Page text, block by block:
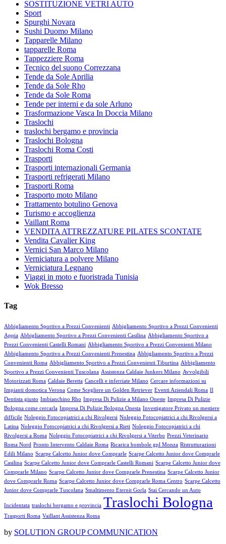
SOSTITUZIONE VETRI AUTO
Sport
Spurghi Novara
Sushi Duomo Milano
Tapparelle Milano
tapparelle Roma
Tappezziere Roma
Tecnico del suono Correzzana
Tende da Sole Aprilia
Tende da Sole Rho
Tende da Sole Roma
Tende per interni e da sole Arluno
Trasformazione Vasca In Doccia Milano
Traslochi
traslochi bergamo e provincia
Traslochi Bologna
Traslochi Roma Costi
Trasporti
Trasporti internazionali Germania
Trasporti refrigerati Milano
Trasporti Roma
Trasporto moto Milano
Trattamento botulino Genova
Turismo e accoglienza
Vaillant Roma
VENDITA ATTREZZATURE PILATES SCONTATE
Vendita Cavalier King
Vernici San Marco Milano
Verniciatura a polvere Milano
Verniciatura Legnano
Viaggi in moto e fuoristrada Tunisia
Wok Bresso
Tag
Abbigliamento Sportivo a Prezzi Convenienti Abbigliamento Sportivo a Prezzi Convenienti
Appia Abbigliamento Sportivo a Prezzi Convenienti Casilina Abbigliamento Sportivo a
Prezzi Convenienti Castelli Romani Abbigliamento Sportivo a Prezzi Convenienti Milano
Abbigliamento Sportivo a Prezzi Convenienti Prenestina Abbigliamento Sportivo a Prezzi
Convenienti Roma Abbigliamento Sportivo a Prezzi Convenienti Tiburtina Abbigliamento
Sportivo a Prezzi Convenienti Tuscolana Assistenza Caldaie Junkers Milano Avvolgibili
Motorizzati Roma Caldaie Beretta Cancelli e inferriate Milano Cercare informazioni su
Impianti domotica Verona Come Scegliere un Golden Retriever Eventi Aziendali Roma Il
Dentista giusto Imbianchino Rho Impresa Di Pulizie a Milano Oneste Impresa Di Pulizie
Bologna come cercarla Impresa Di Pulizie Bologna Onesta Investigatore Privato un mestiere
difficile Noleggio Fotocopiatrici a chi Rivolgersi Noleggio Fotocopiatrici a chi Rivolgersi a
Latina Noleggio Fotocopiatrici a chi Rivolgersi a Rieti Noleggio Fotocopiatrici a chi
Rivolgersi a Roma Noleggio Fotocopiatrici a chi Rivolgersi a Viterbo Prezzi Veterinario
Roma Nord Pronto Intervento Caldaie Roma Ricarica bombole gpl Monza Ristrutturazioni
Edili Milano Scarpe Calcetto Junior dove Comprarle Scarpe Calcetto Junior dove Comprarle
Casilina Scarpe Calcetto Junior dove Comprarle Castelli Romani Scarpe Calcetto Junior dove
Comprarle Milano Scarpe Calcetto Junior dove Comprarle Prenestina Scarpe Calcetto Junior
dove Comprarle Roma Scarpe Calcetto Junior dove Comprarle Roma Centro Scarpe Calcetto
Junior dove Comprarle Tuscolana Smaltimento Eternit Gorla Stai Cercando un Auto
Incidentata traslochi bergamo e provincia Traslochi Bologna
Trasporti Roma Vaillant Assistenza Roma
by SOLUTION GROUP COMMUNICATION